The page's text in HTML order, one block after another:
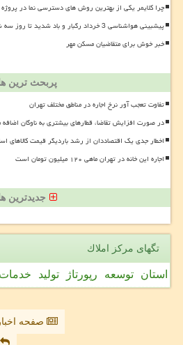
چرا کلایمر یکی از بهترین روش های دسترسی نما در
پیشبینی هواشناسی 3 خرداد رگبار و باد شدید تا روز سه شنبه ادامه دارد
خبر خوش برای متقاضیان مسکن مهر
پربحث ترین
تفاوت تعجب آور نرخ اجاره در مناطق مختلف تهران
در صورت افزایش تقاضا، قطارهای بیشتری به ناوگان
اخطار جدی یک اقتصاددان از رشد باردیگر قیمت کالاهای
اجاره این خانه در تهران ماهی ۱۲۰ میلیون تومان است
جدیدترین
تگهای مركز املاك
استان توسعه رپورتاژ تولید خدمات
صفحه اخبار